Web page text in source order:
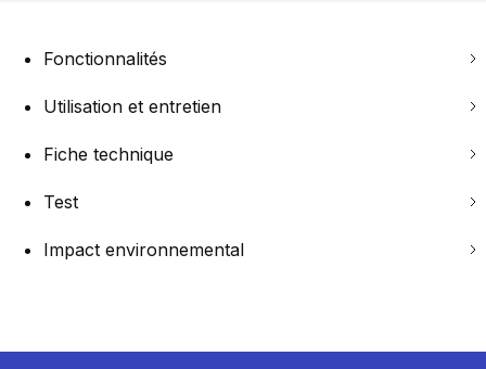
Fonctionnalités
Utilisation et entretien
Fiche technique
Test
Impact environnemental